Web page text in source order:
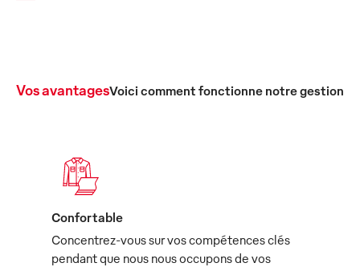
Vos avantagesVoici comment fonctionne notre gestion
Confortable
Concentrez-vous sur vos compétences clés
pendant que nous nous occupons de vos